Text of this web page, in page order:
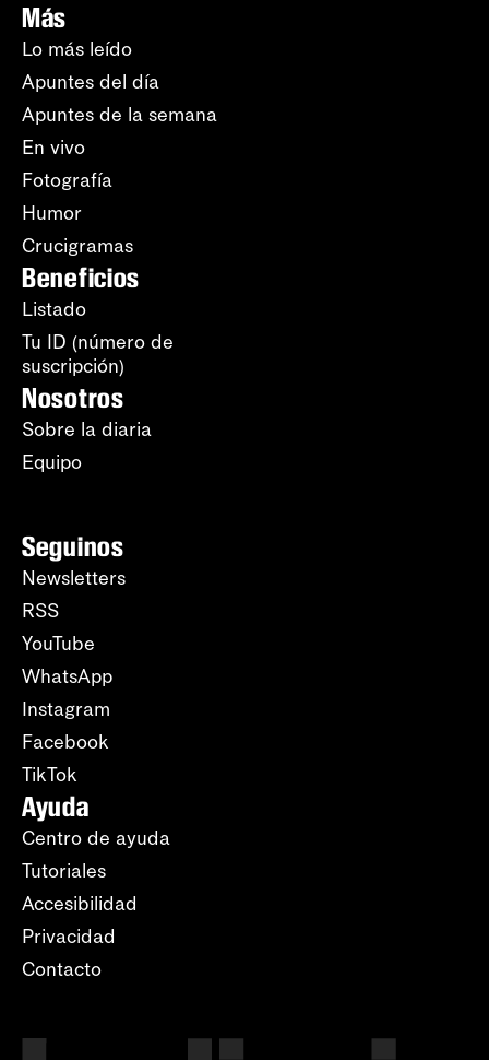
Más
Lo más leído
Apuntes del día
Apuntes de la semana
En vivo
Fotografía
Humor
Crucigramas
Beneficios
Listado
Tu ID (número de
suscripción)
Nosotros
Sobre la diaria
Equipo
Seguinos
Newsletters
RSS
YouTube
WhatsApp
Instagram
Facebook
TikTok
Ayuda
Centro de ayuda
Tutoriales
Accesibilidad
Privacidad
Contacto